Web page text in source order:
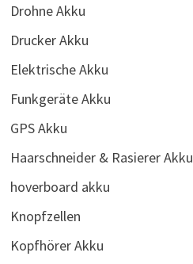
Drohne Akku
Drucker Akku
Elektrische Akku
Funkgeräte Akku
GPS Akku
Haarschneider & Rasierer Akku
hoverboard akku
Knopfzellen
Kopfhörer Akku